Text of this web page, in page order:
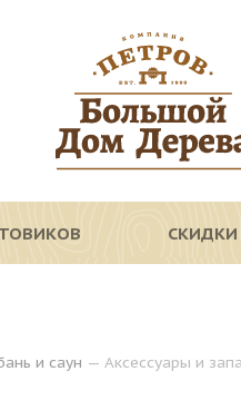
СКИДКИ
и саун — Аксессуары и